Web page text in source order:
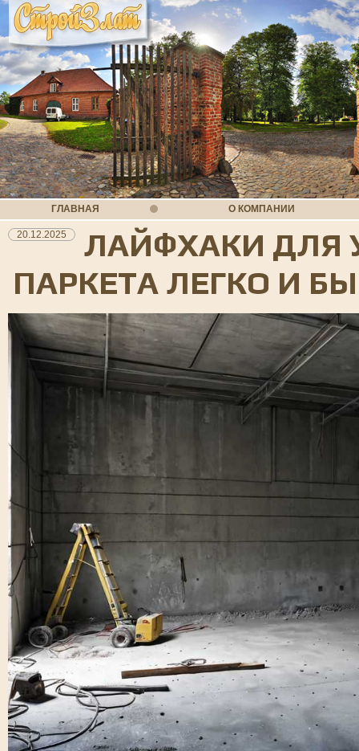
ГЛАВНАЯ О КОМПАНИИ
20.12.2025
ЛАЙФХАКИ ДЛЯ
ПАРКЕТА ЛЕГКО И